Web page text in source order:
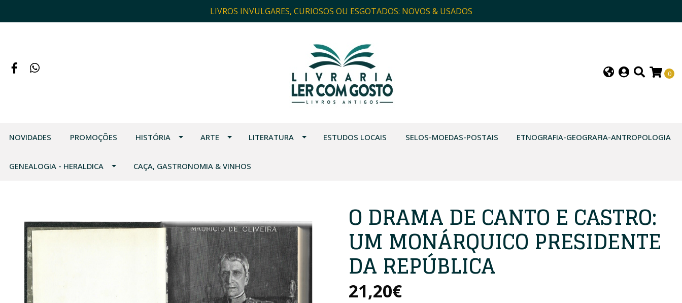
LIVROS INVULGARES, CURIOSOS OU ESGOTADOS: NOVOS & USADOS
0
NOVIDADES PROMOÇÕES HISTÓRIA ARTE LITERATURA ESTUDOS LOCAIS SELOS-MOEDAS-POSTAIS ETNOGRAFIA-GEOGRAFIA-ANTROPOLOGIA
GENEALOGIA - HERALDICA CAÇA, GASTRONOMIA & VINHOS
O DRAMA DE CANTO E CASTRO:
UM MONÁRQUICO PRESIDENTE
DA REPÚBLICA
21,20€